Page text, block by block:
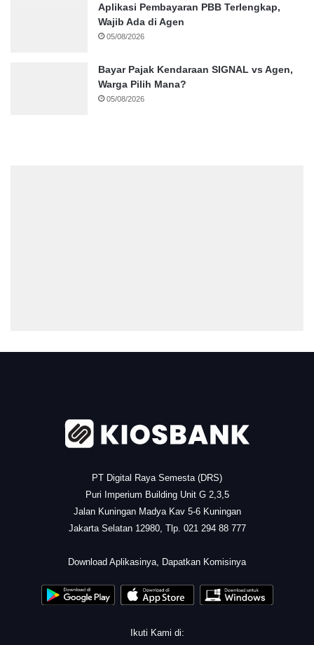
Aplikasi Pembayaran PBB Terlengkap,
Wajib Ada di Agen
05/08/2026
Bayar Pajak Kendaraan SIGNAL vs Agen,
Warga Pilih Mana?
05/08/2026
PT Digital Raya Semesta (DRS)
Puri Imperium Building Unit G 2,3,5
Jalan Kuningan Madya Kav 5-6 Kuningan
Jakarta Selatan 12980, Tlp. 021 294 88 777
Download Aplikasinya, Dapatkan Komisinya
Ikuti Kami di: